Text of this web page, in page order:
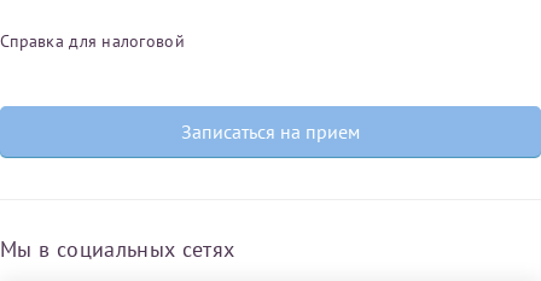
Справка для налоговой
Записаться на прием
Мы в социальных сетях